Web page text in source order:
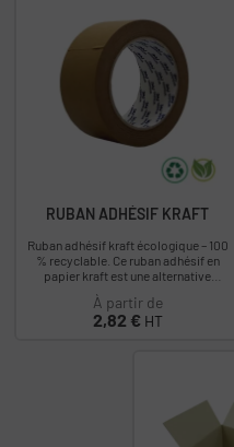
RUBAN ADHÉSIF KRAFT
Ruban adhésif kraft écologique – 100
% recyclable. Ce ruban adhésif en
papier kraft est une alternative
À partir de
Prix
2,82 € HT